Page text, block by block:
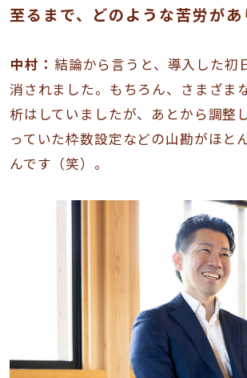
至るまで、どのような苦労があ
中村： 結論から言うと、導入した初
消されました。もちろん、さまざま
析はしていましたが、あとから調整
っていた枠数設定などの山勘がほと
んです（笑）。